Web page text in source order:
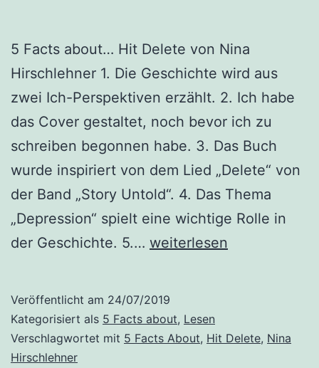
5 Facts about… Hit Delete von Nina
Hirschlehner 1. Die Geschichte wird aus
zwei Ich-Perspektiven erzählt. 2. Ich habe
das Cover gestaltet, noch bevor ich zu
schreiben begonnen habe. 3. Das Buch
wurde inspiriert von dem Lied „Delete“ von
der Band „Story Untold“. 4. Das Thema
„Depression“ spielt eine wichtige Rolle in
der Geschichte. 5.… 5
„Hit
Delete“
weiterlesen
Veröffentlicht am 24/07/2019
Kategorisiert als 5 Facts about, Lesen
Verschlagwortet mit 5 Facts About, Hit Delete, Nina
Hirschlehner